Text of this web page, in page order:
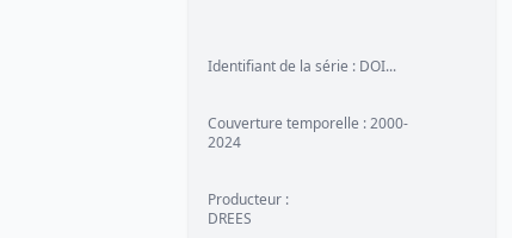
Identifiant de la série : DOI...
Couverture temporelle :2000-
2024
Producteur :
DREES